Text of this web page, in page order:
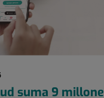
suma 9